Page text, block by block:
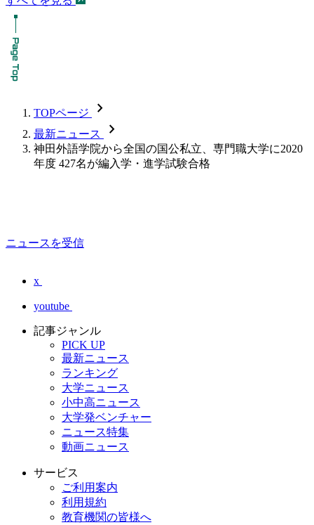
TOPページ chevron_forward
最新ニュース chevron_forward
神田外語学院から全国の国公私立、専門職大学に2020
年度 427名が編入学・進学試験合格
ニュースを受信
x
youtube
記事ジャンル
PICK UP
最新ニュース
ランキング
大学ニュース
小中高ニュース
大学発ベンチャー
ニュース特集
動画ニュース
サービス
ご利用案内
利用規約
教育機関の皆様へ